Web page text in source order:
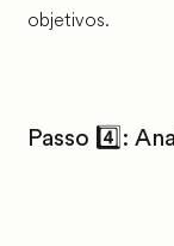
objetivos.
Passo 4️⃣: